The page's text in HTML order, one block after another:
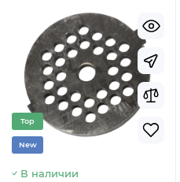
Top
New
В наличии